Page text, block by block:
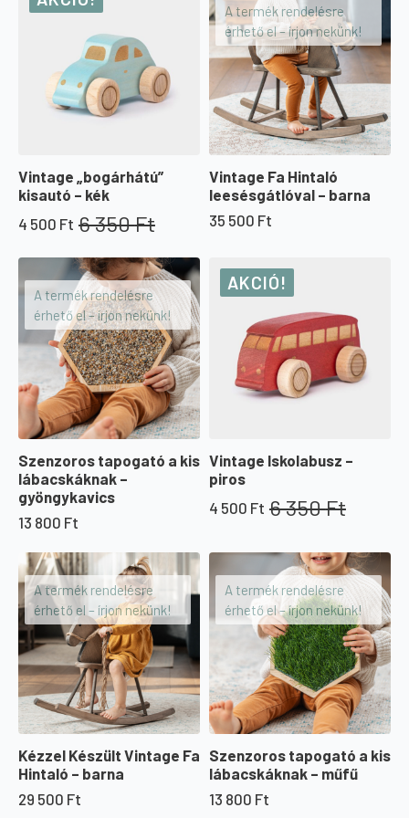
Vintage „bogárhátú”
kisautó – kék
6 350Ft
Original
6
350 Ft.
4 500 Ft
Current
4
500 Ft.
A termék rendelésre
érhető el – írjon nekünk!
Vintage Fa Hintaló
leesésgátlóval – barna
35 500 Ft
A termék rendelésre
érhető el – írjon nekünk!
Szenzoros tapogató a kis
lábacskáknak –
gyöngykavics
13 800 Ft
AKCIÓ!
Vintage Iskolabusz –
piros
6 350Ft
Original
was:
350 Ft.
4 500 Ft
Current
is:
500 Ft.
A termék rendelésre
érhető el – írjon nekünk!
Kézzel Készült Vintage Fa
Hintaló – barna
29 500 Ft
A termék rendelésre
érhető el – írjon nekünk!
Szenzoros tapogató a kis
lábacskáknak – műfű
13 800 Ft